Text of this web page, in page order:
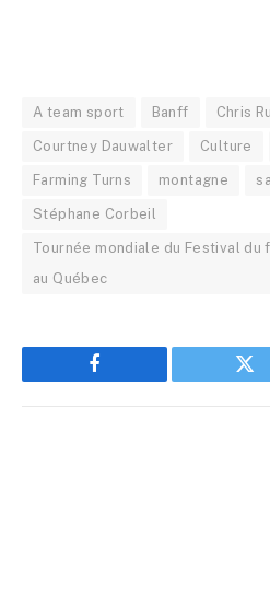
A team sport Banff Chris
Courtney Dauwalter Culture
Farming Turns montagne
Stéphane Corbeil
Tournée mondiale du Festival du
au Québec
Facebook